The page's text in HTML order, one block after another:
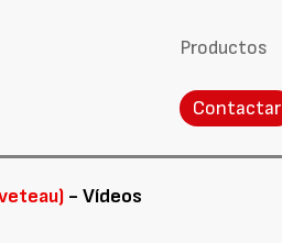
Productos
Contactar
- Vídeos